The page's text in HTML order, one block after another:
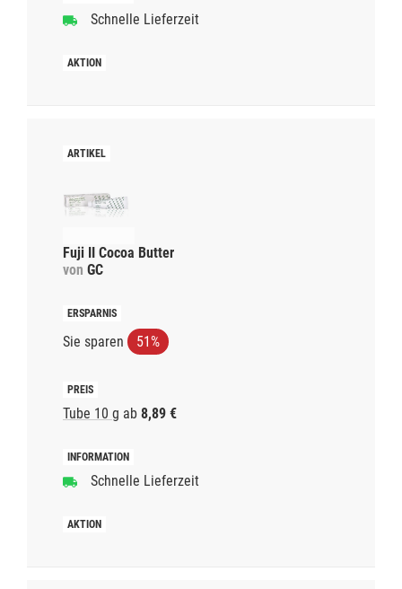
Schnelle Lieferzeit
Fuji II Cocoa Butter
von GC
Sie sparen 51%
Tube 10 g ab 8,89 €
Schnelle Lieferzeit